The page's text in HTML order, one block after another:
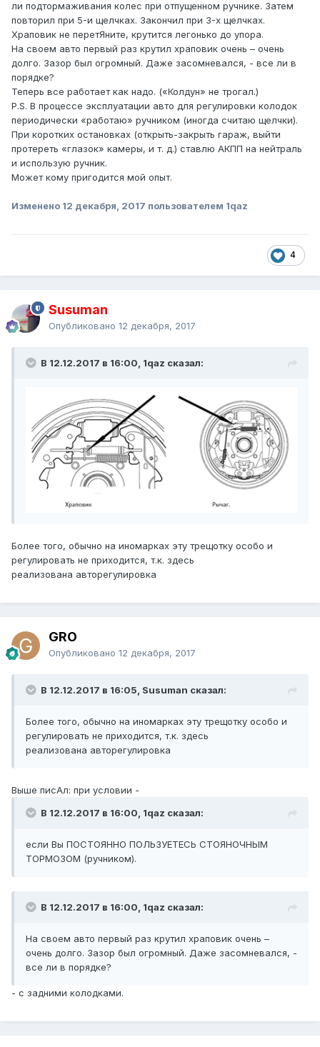
ли подтормаживания колес при отпущенном ручнике. Затем
повторил при 5-и щелчках. Закончил при 3-х щелчках.
Храповик не перетЯните, крутится легонько до упора.
На своем авто первый раз крутил храповик очень – очень
долго. Зазор был огромный. Даже засомневался, - все ли в
порядке?
Теперь все работает как надо. («Колдун» не трогал.)
P.S. В процессе эксплуатации авто для регулировки колодок
периодически «работаю» ручником (иногда считаю щелчки).
При коротких остановках (открыть-закрыть гараж, выйти
протереть «глазок» камеры, и т. д.) ставлю АКПП на нейтраль
и использую ручник.
Может кому пригодится мой опыт.
Изменено 12 декабря, 2017 пользователем 1qaz
4
Susuman
Опубликовано 12 декабря, 2017
В 12.12.2017 в 16:00, 1qaz сказал:
Более того, обычно на иномарках эту трещотку особо и
регулировать не приходится, т.к. здесь
реализована авторегулировка
GRO
Опубликовано 12 декабря, 2017
В 12.12.2017 в 16:05, Susuman сказал:
Более того, обычно на иномарках эту трещотку особо и
регулировать не приходится, т.к. здесь
реализована авторегулировка
Выше писАл: при условии -
В 12.12.2017 в 16:00, 1qaz сказал:
если Вы ПОСТОЯННО ПОЛЬЗУЕТЕСЬ СТОЯНОЧНЫМ
ТОРМОЗОМ (ручником).
В 12.12.2017 в 16:00, 1qaz сказал:
На своем авто первый раз крутил храповик очень –
очень долго. Зазор был огромный. Даже засомневался, -
все ли в порядке?
- с задними колодками.